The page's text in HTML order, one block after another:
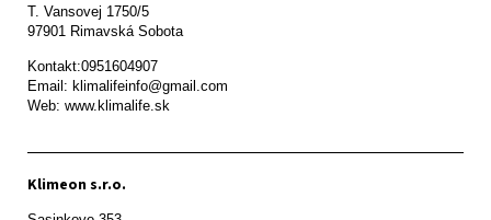
T. Vansovej 1750/5
97901 Rimavská Sobota
Kontakt:0951604907
Email: klimalifeinfo@gmail.com
Web: www.klimalife.sk
Klimeon s.r.o.